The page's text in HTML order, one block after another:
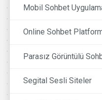
Mobil Sohbet
Online Sohbet
Parasız Görüntülü
Segital Sesli Siteler